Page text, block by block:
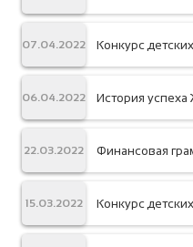
07.04.2022
Конкурс
06.04.2022
История
22.03.2022 Финансовая
15.03.2022 Конкурс